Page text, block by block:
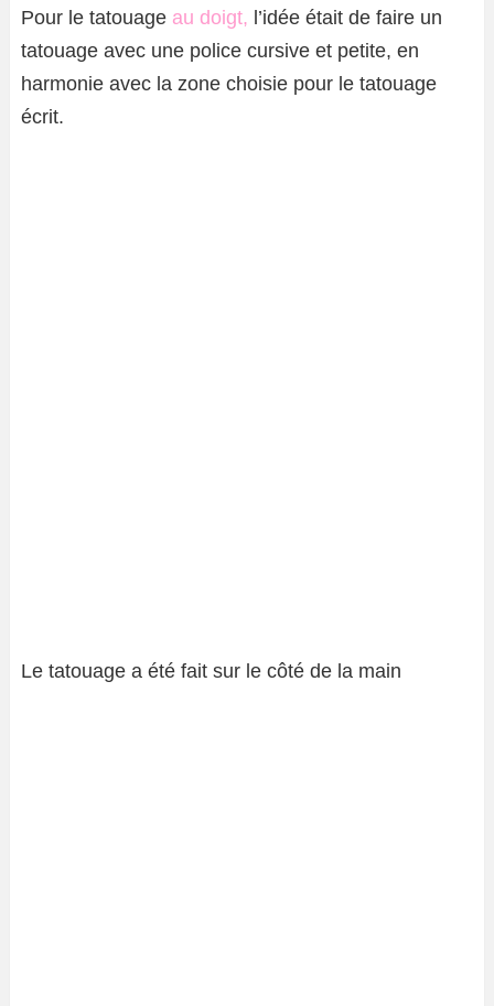
Pour le tatouage au doigt, l’idée était de faire un
tatouage avec une police cursive et petite, en
harmonie avec la zone choisie pour le tatouage
écrit.
Le tatouage a été fait sur le côté de la main